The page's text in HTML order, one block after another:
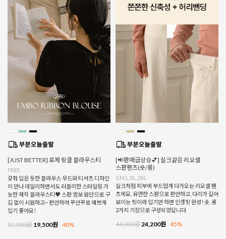
[JUST BETTER] 로제 링클 블라우스티
FREE
갖춰 입은 듯한 블라우스 무드와 티셔츠 디자인
이 만나 데일리하면서도 러블리한 스타일링 가
능한 제작 블라우스티♥ 스판 엠보 원단으로 구
김 없이 시원하고~ 편안하여 꾸안꾸로 예쁘게
입기 좋아요!
32,500원 19,500원 40%
[📢판매급상승💕] 실크같은 리오셀
스판팬츠(숏/롱)
S,M,L,XL,2XL
실크처럼 피부에 부드럽게 다가오는 리오셀 팬
츠에요, 유연한 스판으로 편안하고, 다리가 길어
보이는 핏이라 입기만 하면 인생핏 완성! 숏, 롱
2가지 기장으로 구성되었답니다
44,000원 24,200원 45%